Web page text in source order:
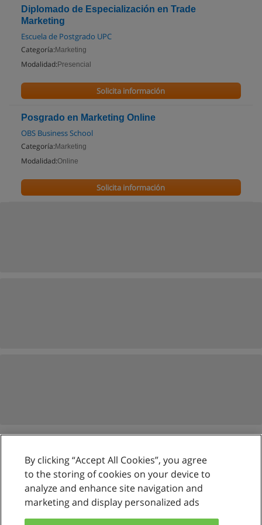
Diplomado de Especialización en Trade
Marketing
Escuela de Postgrado UPC
Categoría: Marketing
Modalidad: Presencial
Solicita información
Posgrado en Marketing Online
OBS Business School
Categoría: Marketing
Modalidad:Online
Solicita información
Reglas de uso
Privacidad de datos
By clicking “Accept All Cookies”, you agree
to the storing of cookies on your device to
analyze and enhance site navigation and
marketing and display personalized ads